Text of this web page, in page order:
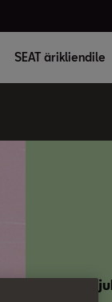
SEAT ärikliendile
Tulevik